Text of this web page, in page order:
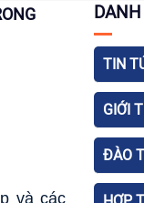
và các
TIN
GIỚI
ĐÀO